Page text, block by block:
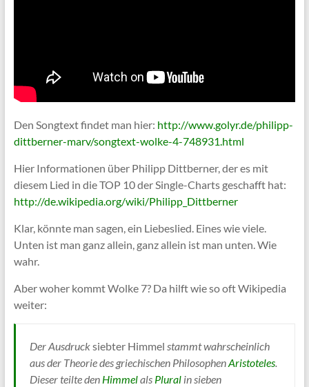
Den Songtext findet man hier: http://www.golyr.de/philipp-
dittberner-marv/songtext-wolke-4-748931.html
Hier Informationen über Philipp Dittberner, der es mit
diesem Lied in die TOP 10 der Single-Charts geschafft hat:
http://de.wikipedia.org/wiki/Philipp_Dittberner
Klar, könnte man sagen, ein Liebeslied. Eines wie viele.
Unten ist man ganz allein, ganz allein ist man unten. Wie
wahr.
Aber woher kommt Wolke 7? Da hilft wie so oft Wikipedia
weiter:
Der Ausdrucksiebter Himmel stammt wahrscheinlich
aus der Theorie des griechischen PhilosophenAristoteles.
Dieser teilte den Himmelals Pluralin sieben